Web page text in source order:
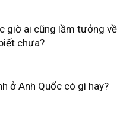
giờ ai cũng lầm tưởng về
chưa?
ở Anh Quốc có gì hay?